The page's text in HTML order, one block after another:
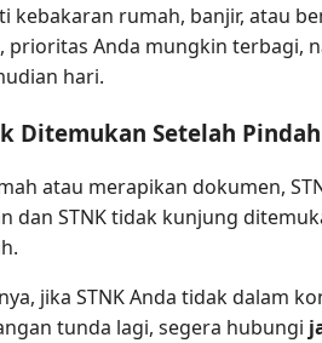
kebakaran rumah, banjir, atau
prioritas Anda mungkin
hari.
Ditemukan Setelah
atau merapikan dokumen,
dan STNK tidak kunjung
jika STNK Anda tidak dalam
tunda lagi, segera hubungi